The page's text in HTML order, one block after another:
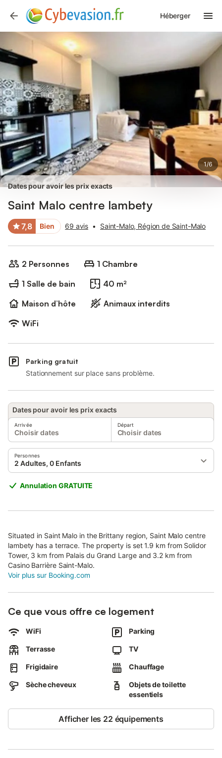
Héberger
1/6
Photos Équipements Avis des voyageurs
Dates pour avoir les prix exacts
Saint Malo centre lambety
7,8 Bien 69 avis • Saint-Malo, Région de Saint-Malo
2 Personnes
1 Chambre
1 Salle de bain
40 m²
Maison d’hôte
Animaux interdits
WiFi
Parking gratuit
Stationnement sur place sans problème.
Dates pour avoir les prix exacts
Arrivée
Choisir dates
Départ
Choisir dates
Personnes
2 Adultes, 0 Enfants
Annulation GRATUITE
Situated in Saint Malo in the Brittany region, Saint Malo centre
lambety has a terrace. The property is set 1.9 km from Solidor
Tower, 3 km from Palais du Grand Large and 3.2 km from
Casino Barrière Saint-Malo.
Voir plus sur Booking.com
Ce que vous offre ce logement
WiFi Parking
Terrasse TV
Frigidaire Chauffage
Sèche cheveux
Objets de toilette
essentiels
Afficher les 22 équipements